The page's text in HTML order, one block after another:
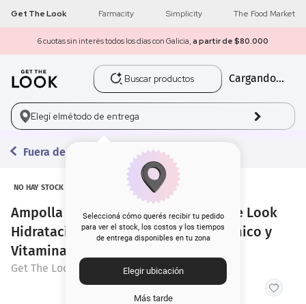
Get The Look Farmacity Simplicity The Food Market
6 cuotas sin interés todos los días con Galicia, a partir de $80.000
Buscar productos
Cargando...
Elegí elmétodo de entrega
Seleccioná cómo querés recibir tu pedido
para ver el stock, los costos y los tiempos
de entrega disponibles en tu zona
Elegir ubicación
Más tarde
Fuera de la Ducha
NO HAY STOCK
Ampolla Tratamiento Capilar Get The Look
Hidratación Profunda Ácido Hialurónico y
Vitamina C x 15 ml
Get The Look
1 get the look
2 máscara pestañas
3.
5. corrector
rubor